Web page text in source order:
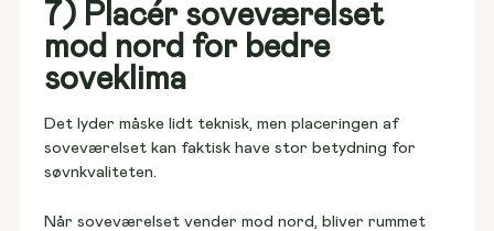
7) Placér soveværelset
mod nord for bedre
soveklima
Det lyder måske lidt teknisk, men placeringen af
soveværelset kan faktisk have stor betydning for
søvnkvaliteten.
Når soveværelset vender mod nord, bliver rummet